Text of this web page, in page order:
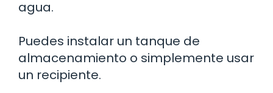
agua.
Puedes instalar un tanque de
almacenamiento o simplemente usar
un recipiente.